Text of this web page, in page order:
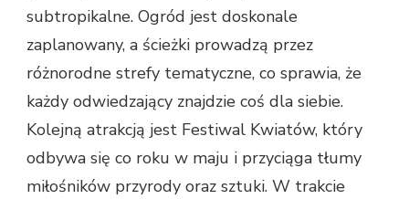
subtropikalne. Ogród jest doskonale
zaplanowany, a ścieżki prowadzą przez
różnorodne strefy tematyczne, co sprawia, że
każdy odwiedzający znajdzie coś dla siebie.
Kolejną atrakcją jest Festiwal Kwiatów, który
odbywa się co roku w maju i przyciąga tłumy
miłośników przyrody oraz sztuki. W trakcie